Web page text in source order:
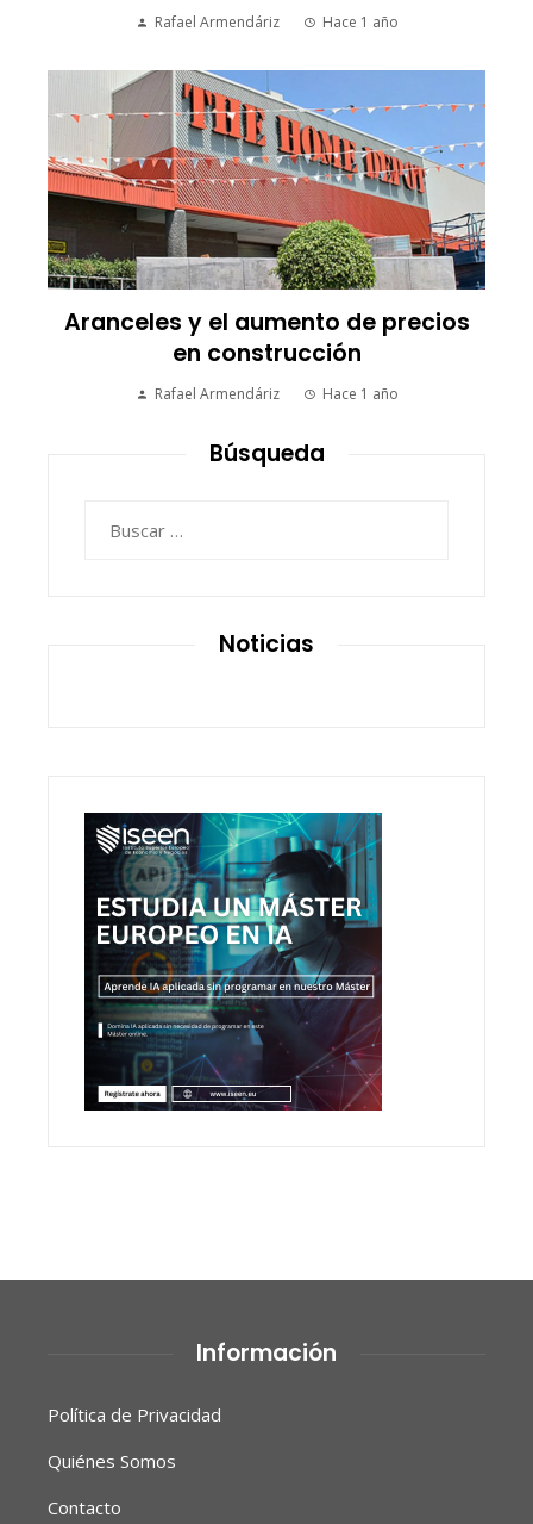
Rafael Armendáriz Hace 1 año
Aranceles y el aumento de precios
en construcción
Rafael Armendáriz Hace 1 año
Búsqueda
Noticias
Información
Política de Privacidad
Quiénes Somos
Contacto